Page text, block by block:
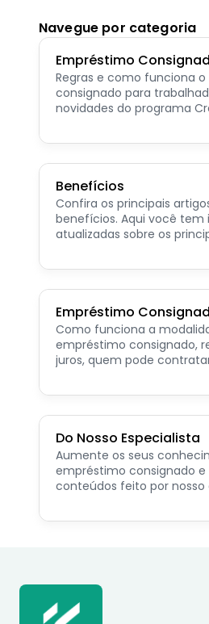
Navegue por categoria
Empréstimo
Regras e como funciona
consignado para
novidades do programa
consignado privado.
Benefícios
Confira os principais
benefícios. Aqui você tem informações
atualizadas sobre os
pensionista e
Empréstimo
Como funciona a
empréstimo consignado,
juros, quem pode
Do Nosso Especialista
Aumente os seus
empréstimo consignado e
conteúdos feito por